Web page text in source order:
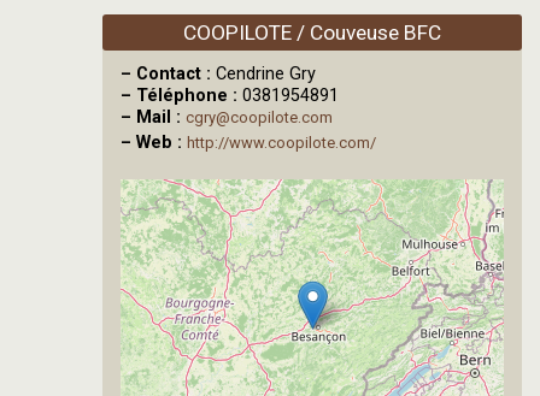
COOPILOTE / Couveuse BFC
– Contact : Cendrine Gry
– Téléphone : 0381954891
– Mail : cgry@coopilote.com
– Web : http://www.coopilote.com/